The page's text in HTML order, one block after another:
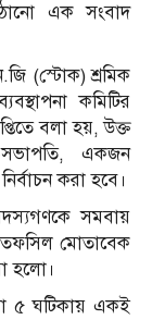
এক সংবাদ
(স্টোক) শ্রমিক
কমিটির
বলা হয়, উক্ত
একজন
করা হবে।
সমবায়
তফসিল মোতাবেক
হলো।
৫ ঘটিকায় একই